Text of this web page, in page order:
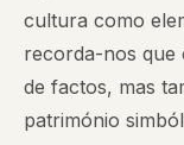
cultura como
recorda-nos que
de factos, mas
património